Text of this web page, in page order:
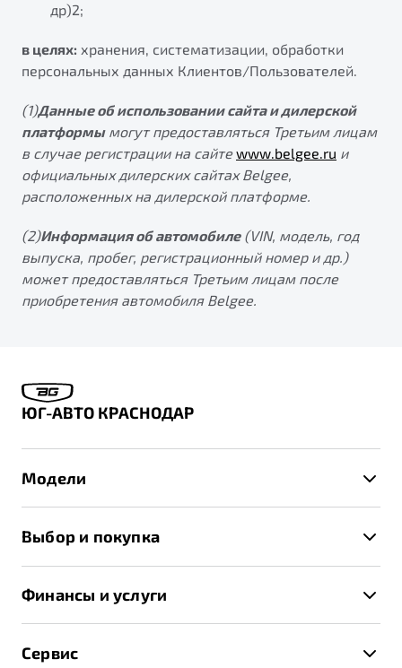
др)2;
в целях: хранения, систематизации, обработки
персональных данных Клиентов/Пользователей.
(1)Данные об использовании сайта и дилерской
платформымогут предоставляться Третьим лицам
в случае регистрации на сайте www.belgee.ru и
официальных дилерских сайтах Belgee,
расположенных на дилерской платформе.
(2)Информация об автомобиле(VIN, модель, год
выпуска, пробег, регистрационный номер и др.)
может предоставляться Третьим лицам после
приобретения автомобиля Belgee.
ЮГ-АВТО КРАСНОДАР
Модели
X70
Выбор и покупка
Спецпредложения и Акции
Записаться на тест-драйв
Финансы и услуги
Сервис